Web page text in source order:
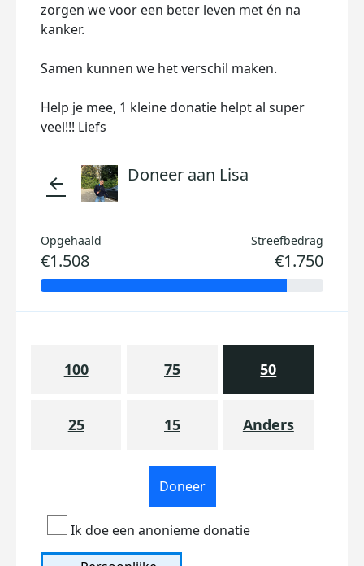
zorgen we voor een beter leven met én na
kanker.
Samen kunnen we het verschil maken.
Help je mee, 1 kleine donatie helpt al super
veel!!! Liefs
arrow_back Doneer aan Lisa
Opgehaald
€1.508
Streefbedrag
€1.750
100 75 50
25 15 Anders
Doneer
Ik doe een anonieme donatie